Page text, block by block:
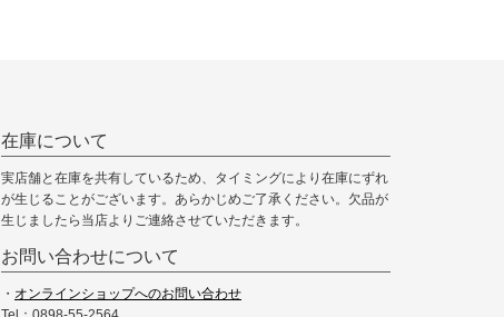
在庫について
実店舗と在庫を共有しているため、タイミングにより在庫にずれ
が生じることがございます。あらかじめご了承ください。欠品が
生じましたら当店よりご連絡させていただきます。
お問い合わせについて
・ オンラインショップへのお問い合わせ